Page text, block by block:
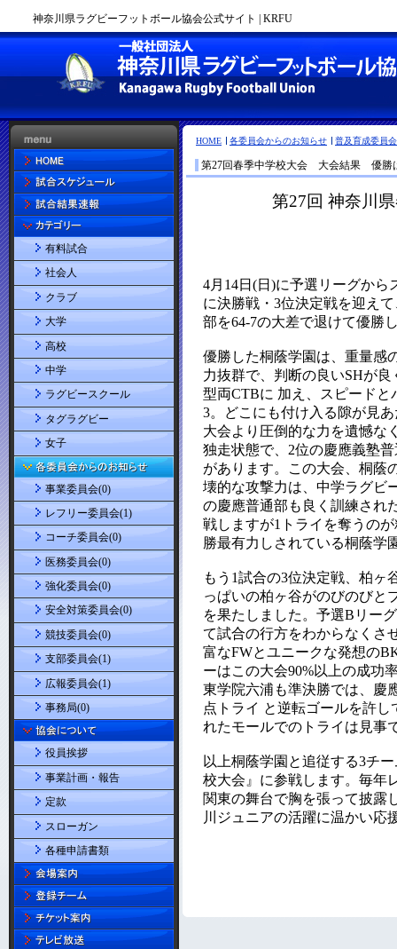
神奈川県ラグビーフットボール協会公式サイト | KRFU
HOME 各委員会からのお知らせ 普及育成委員会
第27回春季中学校大会 大会結果 優勝
有料試合
社会人
クラブ
大学
高校
中学
ラグビースクール
タグラグビー
女子
事業委員会(0)
レフリー委員会(1)
コーチ委員会(0)
医務委員会(0)
強化委員会(0)
安全対策委員会(0)
競技委員会(0)
支部委員会(1)
広報委員会(1)
事務局(0)
役員挨拶
事業計画・報告
定款
スローガン
各種申請書類